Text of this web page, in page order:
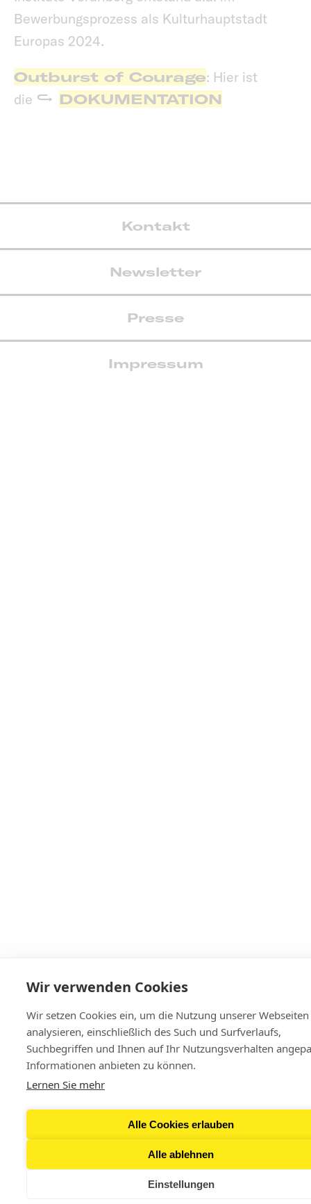
Wir verwenden Cookies
Wir setzen Cookies ein, um die Nutzung unserer
analysieren, einschließlich des Such und Surfverlaufs,
Suchbegriffen und Ihnen auf Ihr Nutzungsverhalten
Informationen anbieten zu können.
Lernen Sie mehr
Alle Cookies erlauben
Alle ablehnen
Einstellungen
Bewerbungsprozess als Kulturhauptstadt
Europas 2024.
Outburst of Courage: Hier ist
die
DOKUMENTATION
Kontakt
Newsletter
Presse
Impressum